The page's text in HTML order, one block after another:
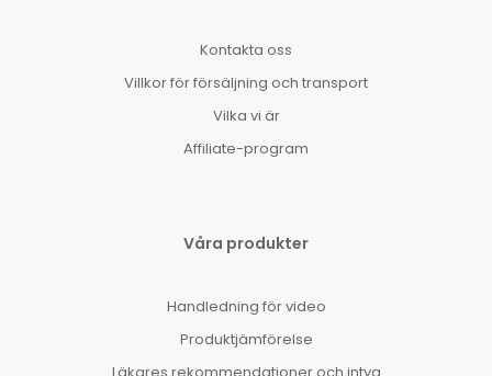
Kontakta oss
Villkor för försäljning och transport
Vilka vi är
Affiliate-program
Våra produkter
Handledning för video
Produktjämförelse